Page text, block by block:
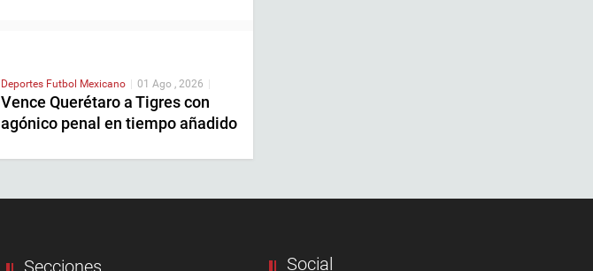
Deportes Futbol Mexicano | 01 Ago , 2026 |
Vence Querétaro a Tigres con
agónico penal en tiempo añadido
Social